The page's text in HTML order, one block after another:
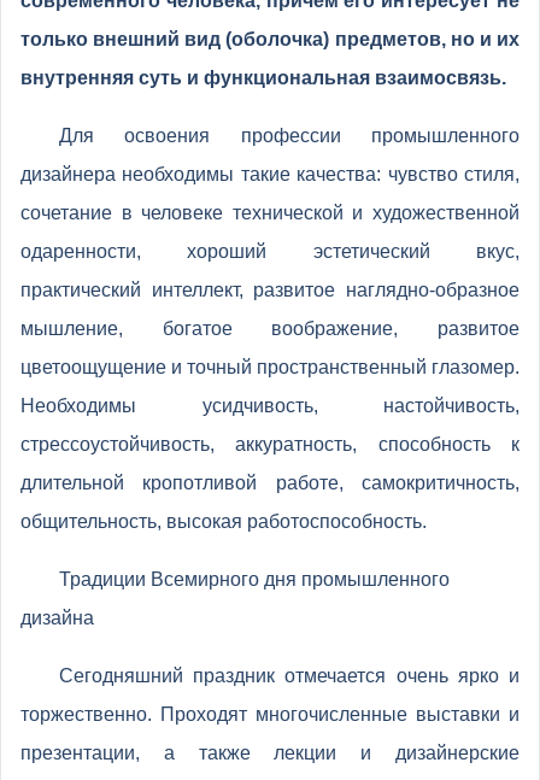
только внешний вид (оболочка) предметов, но и их
внутренняя суть и функциональная взаимосвязь.
Для освоения профессии промышленного
дизайнера необходимы такие качества: чувство стиля,
сочетание в человеке технической и художественной
одаренности, хороший эстетический вкус,
практический интеллект, развитое наглядно-образное
мышление, богатое воображение, развитое
цветоощущение и точный пространственный глазомер.
Необходимы усидчивость, настойчивость,
стрессоустойчивость, аккуратность, способность к
длительной кропотливой работе, самокритичность,
общительность, высокая работоспособность.
Традиции Всемирного дня промышленного
дизайна
Сегодняшний праздник отмечается очень ярко и
торжественно. Проходят многочисленные выставки и
презентации, а также лекции и дизайнерские